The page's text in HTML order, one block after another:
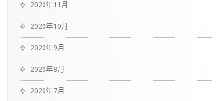
2020年11月
2020年10月
2020年9月
2020年8月
2020年7月